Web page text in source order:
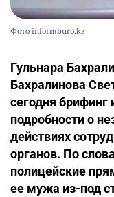
Фото informburo.kz
Гульнара
Бахралинова
сегодня брифинг
подробности о
действиях
органов. По
полицейские
ее мужа из-под